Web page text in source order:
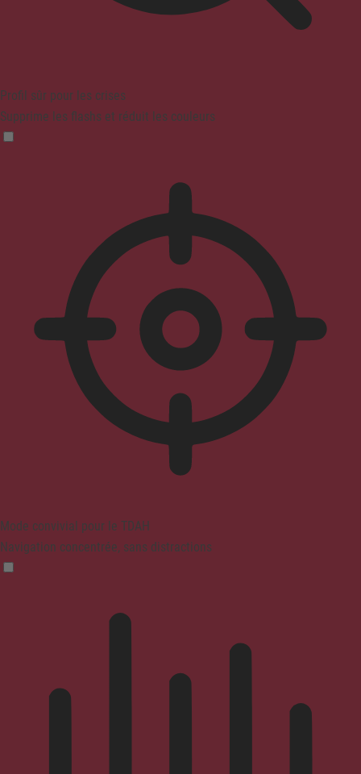
Profil sûr pour les crises
Supprime les flashs et réduit les couleurs
Mode convivial pour le TDAH
Navigation concentrée, sans distractions